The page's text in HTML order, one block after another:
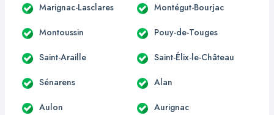
Marignac-Lasclares Montégut-Bourjac
Montoussin Pouy-de-Touges
Saint-Araille Saint-Élix-le-Château
Sénarens Alan
Aulon Aurignac